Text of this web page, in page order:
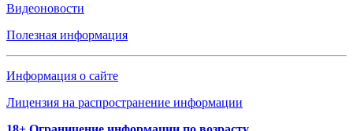
Видеоновости
Полезная информация
Информация о сайте
Лицензия на распространение информации